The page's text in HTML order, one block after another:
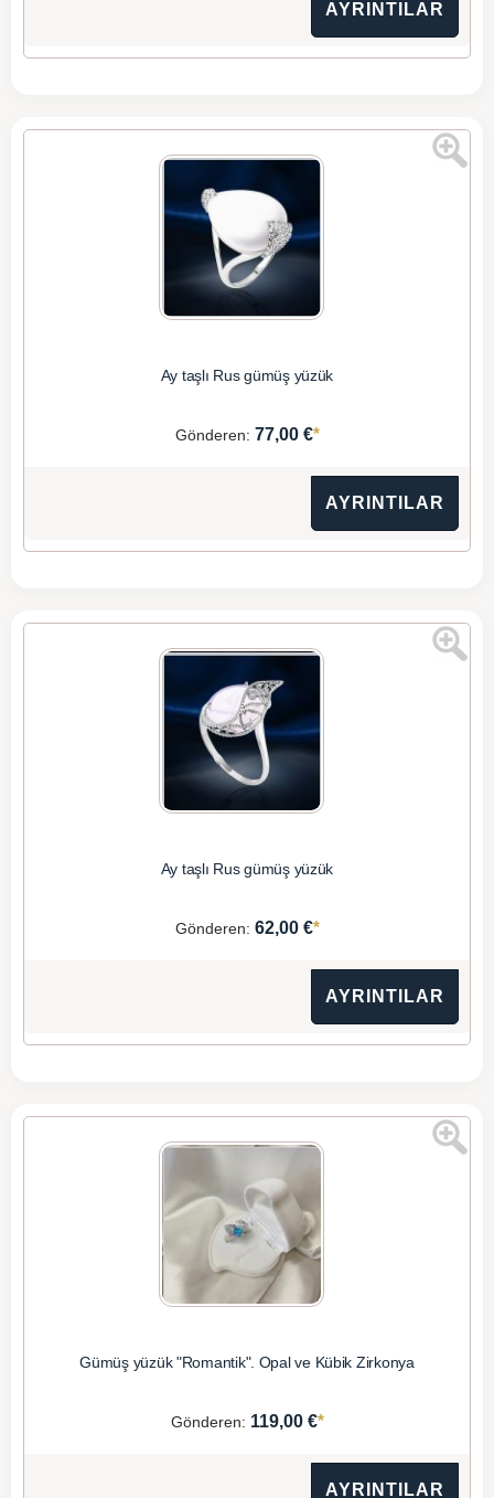
AYRINTILAR
Ay taşlı Rus gümüş yüzük
Gönderen: 77,00 €*
AYRINTILAR
Ay taşlı Rus gümüş yüzük
Gönderen: 62,00 €*
AYRINTILAR
Gümüş yüzük "Romantik". Opal ve Kübik Zirkonya
Gönderen: 119,00 €*
AYRINTILAR